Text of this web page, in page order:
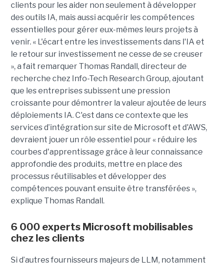
clients pour les aider non seulement à développer
des outils IA, mais aussi acquérir les compétences
essentielles pour gérer eux-mêmes leurs projets à
venir. « L'écart entre les investissements dans l'IA et
le retour sur investissement ne cesse de se creuser
», a fait remarquer Thomas Randall, directeur de
recherche chez Info-Tech Research Group, ajoutant
que les entreprises subissent une pression
croissante pour démontrer la valeur ajoutée de leurs
déploiements IA. C'est dans ce contexte que les
services d’intégration sur site de Microsoft et d'AWS,
devraient jouer un rôle essentiel pour « réduire les
courbes d'apprentissage grâce à leur connaissance
approfondie des produits, mettre en place des
processus réutilisables et développer des
compétences pouvant ensuite être transférées »,
explique Thomas Randall.
6 000 experts Microsoft mobilisables
chez les clients
Si d’autres fournisseurs majeurs de LLM, notamment